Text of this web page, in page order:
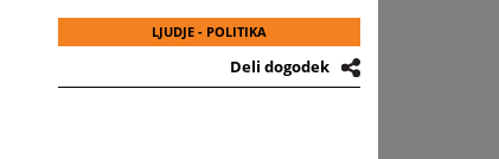
LJUDJE - POLITIKA
Deli dogodek